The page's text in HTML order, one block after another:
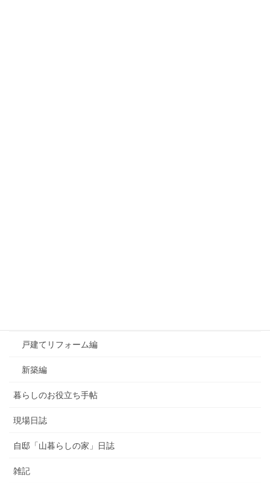
戸建てリフォーム編
新築編
暮らしのお役立ち手帖
現場日誌
自邸「山暮らしの家」日誌
雑記